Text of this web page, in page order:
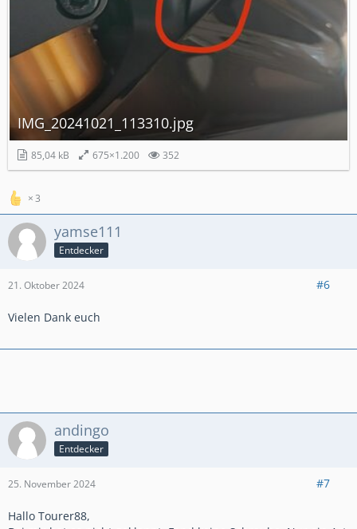
IMG_20241021_113310.jpg
85,04 kB 675×1.200 352
3
yamse111
Entdecker
21. Oktober 2024 #6
Vielen Dank euch
andingo
Entdecker
25. November 2024 #7
Hallo Tourer88,